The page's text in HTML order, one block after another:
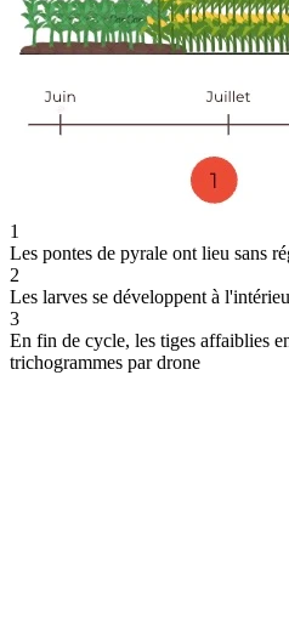
1
Les pontes de pyrale ont lieu sans
2
Les larves se développent à
3
En fin de cycle, les tiges affaiblies
trichogrammes par drone